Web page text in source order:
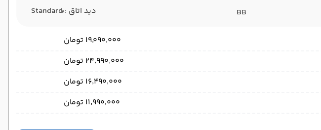
BB
دید اتاق : ُStandard
۱۹٬۰۹۰٬۰۰۰ تومان
۲۴٬۹۹۰٬۰۰۰ تومان
۱۶٬۴۹۰٬۰۰۰ تومان
۱۱٬۹۹۰٬۰۰۰ تومان